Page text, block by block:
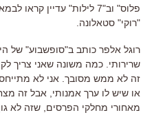
פלוס" וב"7 לילות" עדיין
"רוקי" סטאלונה.
רוגל אלפר כותב ב"סופשבוע" של
שרירותי. כמה משונה שאני צריך
זה לא ממש מסובך. אני לא
או שיש לו ערך אמנותי, אבל זה
מאחורי מחלקי הפרסים, שזה לא